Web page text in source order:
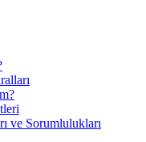
ve Sorumlulukları